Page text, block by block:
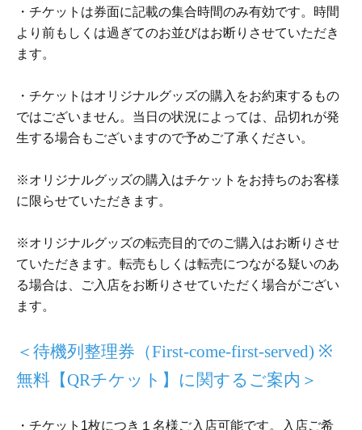
・チケットは券面に記載の集合時間のみ有効です。時間
より前もしくは過ぎてのお並びはお断りさせていただき
ます。
・チケットはオリジナルグッズの購入をお約束するもの
ではございません。当日の状況によっては、品切れが発
生する場合もございますので予めご了承ください。
※オリジナルグッズの購入はチケットをお持ちのお客様
に限らせていただきます。
※オリジナルグッズの転売目的でのご購入はお断りさせ
ていただきます。転売もしくは転売につながる疑いのあ
る場合は、ご入店をお断りさせていただく場合がござい
ます。
＜待機列整理券（First-come-first-served) ※
無料【QRチケット】に関するご案内＞
・チケット1枚につき１名様ご入店可能です。入店ご希